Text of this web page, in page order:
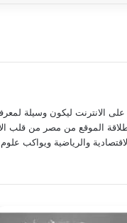
الانترنت ليكون وسيلة
الموقع من مصر من قلب
والرياضية ويواكب